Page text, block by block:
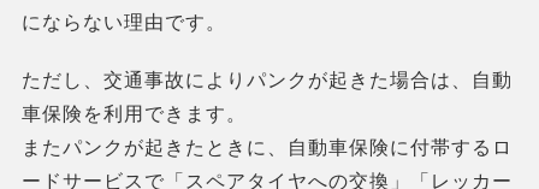
にならない理由です。
ただし、交通事故によりパンクが起きた場合は、自動
車保険を利用できます。
またパンクが起きたときに、自動車保険に付帯するロ
ードサービスで「スペアタイヤへの交換」「レッカー